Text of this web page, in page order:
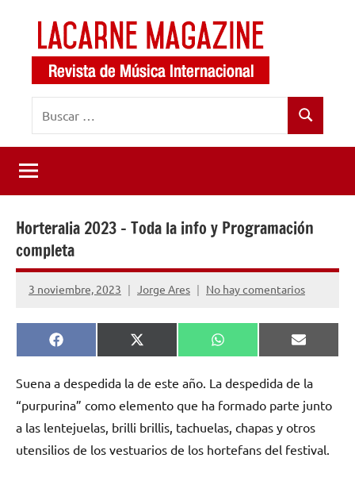
contenido
LaCarne
Magazine
de
música
internacional
Buscar
Horteralia 2023 – Toda la info y Programación
completa
3 noviembre, 2023 Jorge Ares No hay comentarios
Compartir
en
Facebook
Compartir
en
X
(Twitter)
Compartir
en
WhatsApp
en
Email
Suena a despedida la de este año. La despedida de la
“purpurina” como elemento que ha formado parte junto
a las lentejuelas, brilli brillis, tachuelas, chapas y otros
utensilios de los vestuarios de los hortefans del festival.